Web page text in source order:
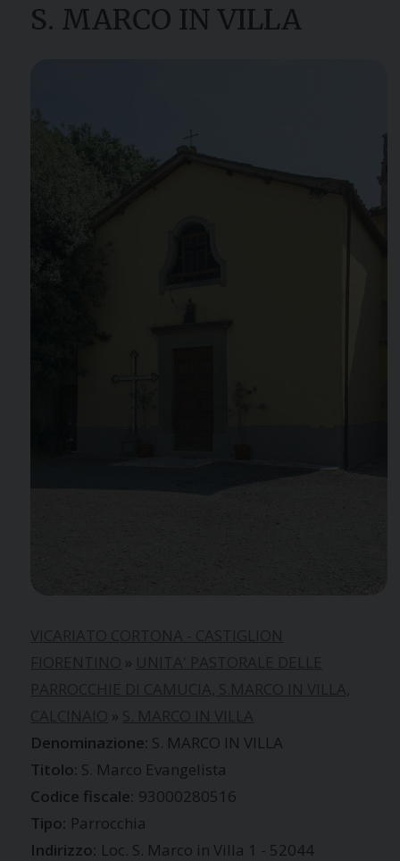
S. MARCO IN VILLA
»
»
S. MARCO IN VILLA
S. Marco Evangelista
Codice fiscale: 93000280516
Tipo: Parrocchia
Indirizzo: Loc. S. Marco in Villa 1 - 52044